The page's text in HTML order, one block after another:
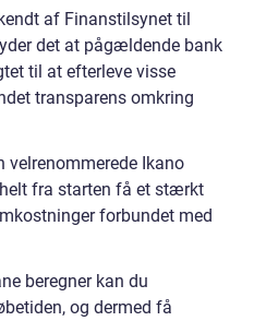
af Finanstilsynet til
det at pågældende bank
til at efterleve visse
transparens omkring
velrenommerede Ikano
fra starten få et stærkt
forbundet med
beregner kan du
og dermed få